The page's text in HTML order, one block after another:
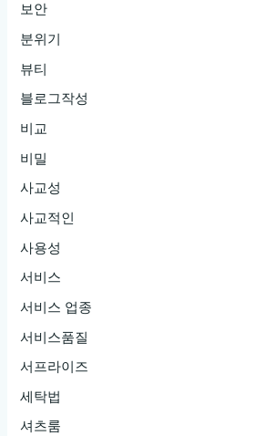
보안
분위기
뷰티
블로그작성
비교
비밀
사교성
사교적인
사용성
서비스
서비스 업종
서비스품질
서프라이즈
세탁법
셔츠룸